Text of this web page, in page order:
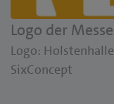
Logo der Messe
Logo:
SixConcept